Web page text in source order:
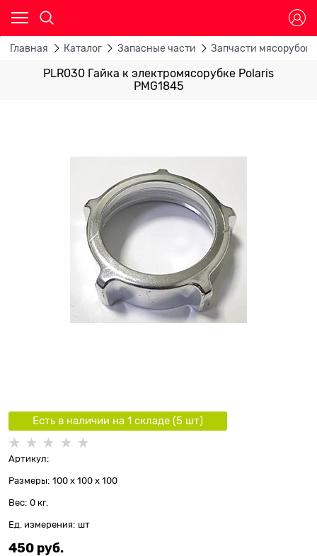
Главная Каталог Запасные части Запчасти мясорубок
PLR030 Гайка к электромясорубке Polaris
PMG1845
Есть в наличии на 1 складe (5шт)
Артикул:
Размеры: 100 x 100 x 100
Вес: 0 кг.
Ед. измерения: шт
450 руб.